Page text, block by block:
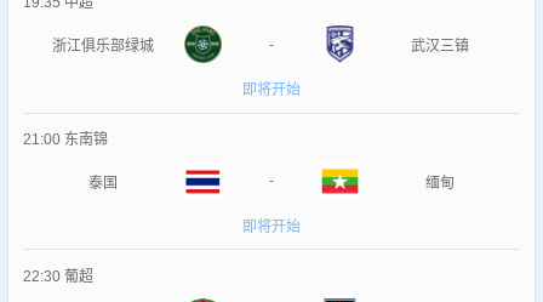
浙江俱乐部绿城 - 武汉三镇
即将开始
21:00 东南锦
泰国 - 缅甸
即将开始
22:30 葡超